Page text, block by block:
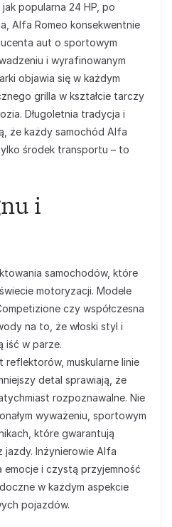
popularna 24 HP, po
Alfa Romeo konsekwentnie
aut o sportowym
i wyrafinowanym
objawia się w każdym
grilla w kształcie tarczy
Długoletnia tradycja i
że każdy samochód Alfa
środek transportu – to
i
samochodów, które
motoryzacji. Modele
czy współczesna
na to, że włoski styl i
iść w parze.
reflektorów, muskularne linie
detal sprawiają, że
rozpoznawalne. Nie
wyważeniu, sportowym
które gwarantują
jazdy. Inżynierowie Alfa
emocje i czystą przyjemność
w każdym aspekcie
pojazdów.